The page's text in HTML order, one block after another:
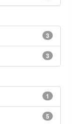
3
3
1
5